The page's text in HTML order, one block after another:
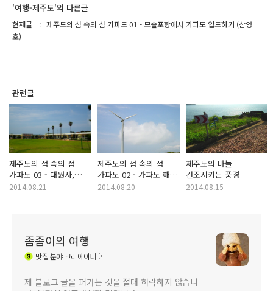
'여행-제주도'의 다른글
현재글
제주도의 섬 속의 섬 가파도 01 - 모슬포항에서 가파도 입도하기 (삼영
호)
관련글
제주도의 섬 속의 섬
가파도 03 - 대원사,
가파초등학교
2014.08.21
제주도의 섬 속의 섬
가파도 02 - 가파도 해안
및 고인돌 군락 입구,
2014.08.20
제주도의 마늘
건조시키는 풍경
2014.08.15
좀좀이의 여행
맛집분야 크리에이터
제 블로그 글을 퍼가는 것을 절대 허락하지 않습니